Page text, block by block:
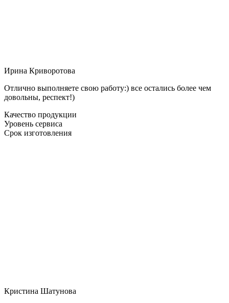
Ирина Криворотова
Отлично выполняете свою работу:) все остались более чем
довольны, респект!)
Качество продукции
Уровень сервиса
Срок изготовления
Кристина Шатунова